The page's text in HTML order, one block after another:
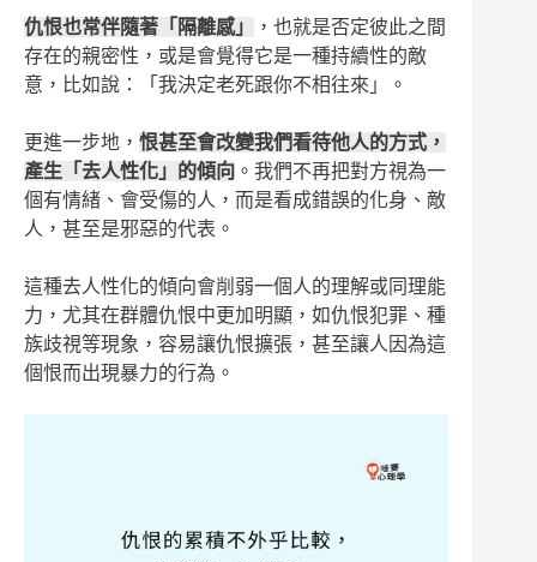
仇恨也常伴隨著「隔離感」
，也就是否定彼此之間
存在的親密性，或是會覺得它是一種持續性的敵
意，比如說：「我決定老死跟你不相往來」。
更進一步地， 恨甚至會改變我們看待他人的方式，
產生「去人性化」的傾向 。我們不再把對方視為一
個有情緒、會受傷的人，而是看成錯誤的化身、敵
人，甚至是邪惡的代表。
這種去人性化的傾向會削弱一個人的理解或同理能
力，尤其在群體仇恨中更加明顯，如仇恨犯罪、種
族歧視等現象，容易讓仇恨擴張，甚至讓人因為這
個恨而出現暴力的行為。